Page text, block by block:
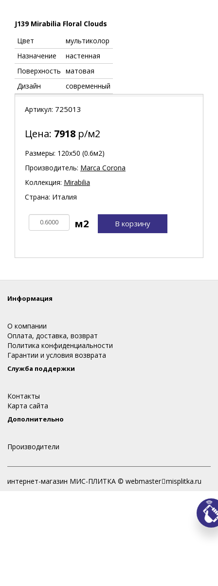
J139 Mirabilia Floral Clouds
Цвет
мультиколор
Назначение
настенная
Поверхность матовая
Дизайн
современный
Артикул: 725013
Цена: 7918 р/м2
Размеры: 120х50 (0.6м2)
Производитель: Marca Corona
Коллекция: Mirabilia
Страна: Италия
В корзину
Информация
О компании
Оплата, доставка, возврат
Политика конфиденциальности
Гарантии и условия возврата
Служба поддержки
Контакты
Карта сайта
Дополнительно
Производители
интернет-магазин МИС-ПЛИТКА © webmaster misplitka.ru